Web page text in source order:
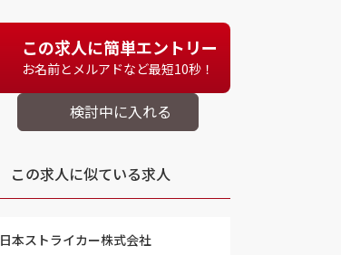
この求人に簡単エントリー
お名前とメルアドなど最短10秒！
この求人に似ている求人
日本ストライカー株式会社